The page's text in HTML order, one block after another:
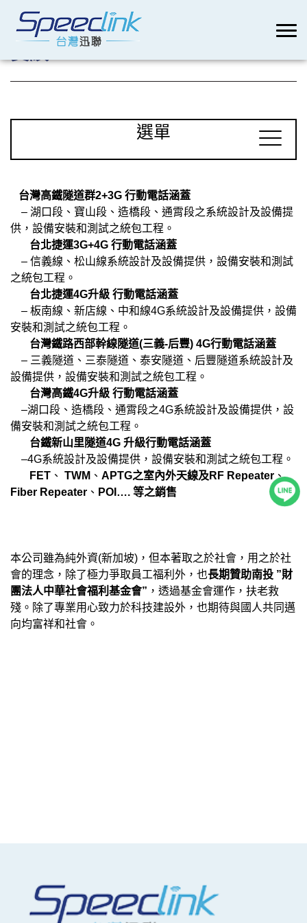
選單
台灣高鐵隧道群2+3G 行動電話涵蓋
– 湖口段、寶山段、造橋段、通霄段之系統設計及設備提
供，設備安裝和測試之統包工程。
台北捷運3G+4G 行動電話涵蓋
– 信義線、松山線系統設計及設備提供，設備安裝和測試
之統包工程。
台北捷運4G升級 行動電話涵蓋
– 板南線、新店線、中和線4G系統設計及設備提供，設備
安裝和測試之統包工程。
台灣鐵路西部幹線隧道(三義-后豐) 4G行動電話涵蓋
– 三義隧道、三泰隧道、泰安隧道、后豐隧道系統設計及
設備提供，設備安裝和測試之統包工程。
台灣高鐵4G升級 行動電話涵蓋
–湖口段、造橋段、通霄段之4G系統設計及設備提供，設
備安裝和測試之統包工程。
台鐵新山里隧道4G 升級行動電話涵蓋
–4G系統設計及設備提供，設備安裝和測試之統包工程。
FET 、 TWM 、 APTG之室內外天線及RF Repeater 、
Fiber Repeater 、 POI…. 等之銷售
本公司雖為純外資(新加坡)，但本著取之於社會，用之於社
會的理念，除了極力爭取員工福利外，也長期贊助南投 ”財
團法人中華社會福利基金會” ，透過基金會運作，扶老救
殘。除了專業用心致力於科技建設外，也期待與國人共同邁
向均富祥和社會。